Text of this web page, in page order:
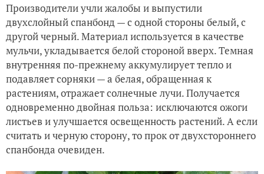
Производители учли жалобы и выпустили
двухслойный спанбонд — с одной стороны белый, с
другой черный. Материал используется в качестве
мульчи, укладывается белой стороной вверх. Темная
внутренняя по-прежнему аккумулирует тепло и
подавляет сорняки — а белая, обращенная к
растениям, отражает солнечные лучи. Получается
одновременно двойная польза: исключаются ожоги
листьев и улучшается освещенность растений. А если
считать и черную сторону, то прок от двухстороннего
спанбонда очевиден.